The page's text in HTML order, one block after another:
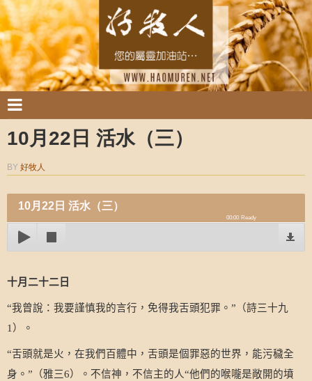
10月22日 活水（三）
BY 好牧人
10月22日 活水（三）
00:00 Ready
十月二十二日
“我曾說：我要謹慎我的言行，免得我舌頭犯罪。 ” （詩三十九
1 ）。
“舌頭就是火，在我們百體中，舌頭是個罪惡的世界，能污穢全
身。 ” （雅三6）。不信神，不信主的人“他們的喉嚨是敞開的墳